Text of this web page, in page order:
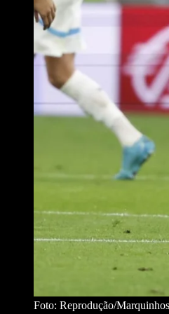
Foto: Reprodução/